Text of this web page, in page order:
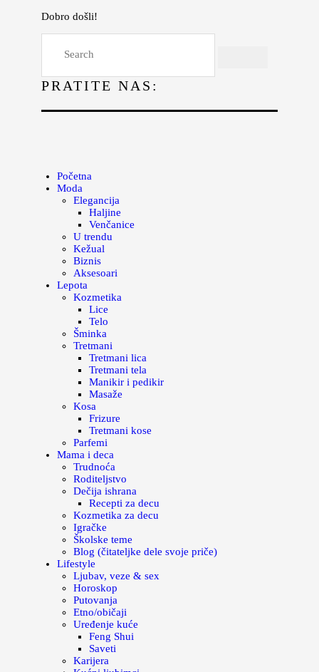
Dobro došli!
PRATITE NAS:
Početna
Moda
Elegancija
Haljine
Venčanice
U trendu
Kežual
Biznis
Aksesoari
Lepota
Kozmetika
Lice
Telo
Šminka
Tretmani
Tretmani lica
Tretmani tela
Manikir i pedikir
Masaže
Kosa
Frizure
Tretmani kose
Parfemi
Mama i deca
Trudnoća
Roditeljstvo
Dečija ishrana
Recepti za decu
Kozmetika za decu
Igračke
Školske teme
Blog (čitateljke dele svoje priče)
Lifestyle
Ljubav, veze & sex
Horoskop
Putovanja
Etno/običaji
Uređenje kuće
Feng Shui
Saveti
Karijera
Lepota
Kuhinja
Magazin